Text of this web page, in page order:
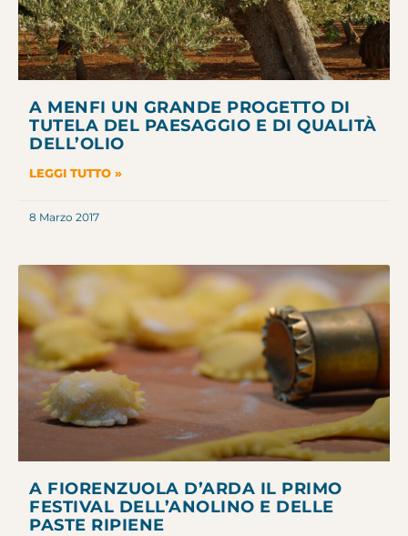
A MENFI UN GRANDE PROGETTO DI
TUTELA DEL PAESAGGIO E DI QUALITÀ
DELL’OLIO
LEGGI TUTTO »
8 Marzo 2017
A FIORENZUOLA D’ARDA IL PRIMO
FESTIVAL DELL’ANOLINO E DELLE
PASTE RIPIENE